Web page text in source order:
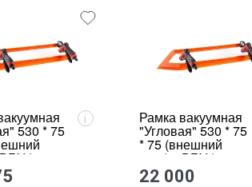
530 * 75
* с
i Рамка вакуумная
"Угловая" 530 * 75
* 75 (внешний
угол) с ВБУ *
(стандартная)
22 000